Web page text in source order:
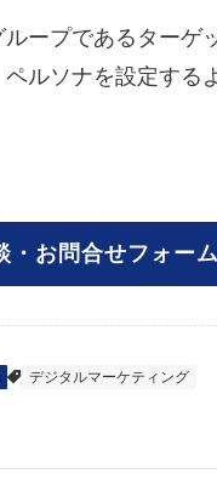
ループであるターゲ
ルソナを設定する
・お問合せフォーム
デジタルマーケティング